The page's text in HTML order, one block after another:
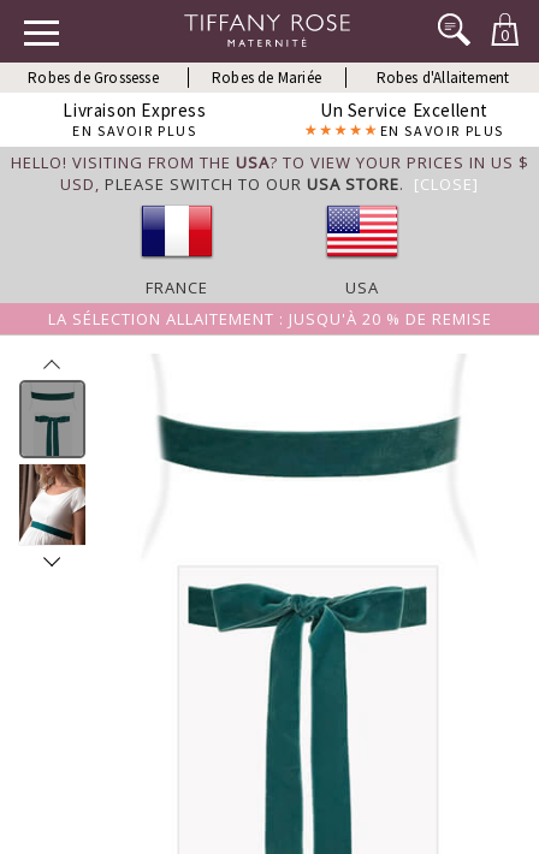
0
Robes de Grossesse Robes de Mariée Robes d'Allaitement
Livraison Express
EN SAVOIR PLUS
Un Service Excellent
EN SAVOIR PLUS
HELLO! VISITING FROM THE USA? TO VIEW YOUR PRICES IN US $
USD, PLEASE SWITCH TO OUR USA STORE. [CLOSE]
FRANCE
USA
LA SÉLECTION ALLAITEMENT : JUSQU'À 20 % DE REMISE